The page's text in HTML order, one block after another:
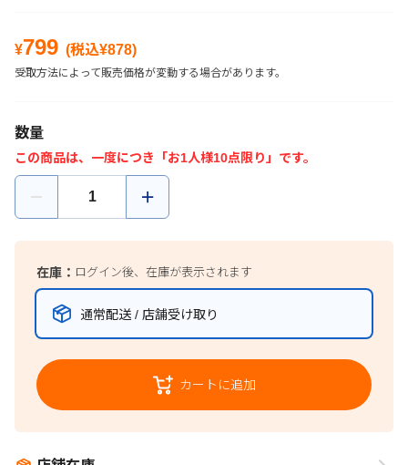
¥799 (税込¥878)
受取方法によって販売価格が変動する場合があります。
数量
この商品は、一度につき「お1人様10点限り」です。
在庫： ログイン後、在庫が表示されます
通常配送 / 店舗受け取り
カートに追加